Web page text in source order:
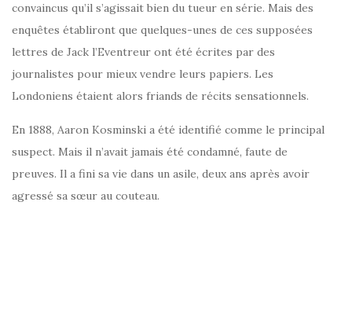
convaincus qu’il s’agissait bien du tueur en série. Mais des
enquêtes établiront que quelques-unes de ces supposées
lettres de Jack l’Eventreur ont été écrites par des
journalistes pour mieux vendre leurs papiers. Les
Londoniens étaient alors friands de récits sensationnels.
En 1888, Aaron Kosminski a été identifié comme le principal
suspect. Mais il n’avait jamais été condamné, faute de
preuves. Il a fini sa vie dans un asile, deux ans après avoir
agressé sa sœur au couteau.